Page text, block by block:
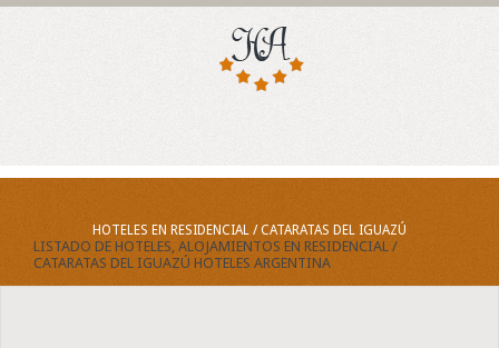
HOTELES EN RESIDENCIAL / CATARATAS DEL IGUAZÚ
LISTADO DE HOTELES, ALOJAMIENTOS EN RESIDENCIAL /
CATARATAS DEL IGUAZÚ HOTELES ARGENTINA